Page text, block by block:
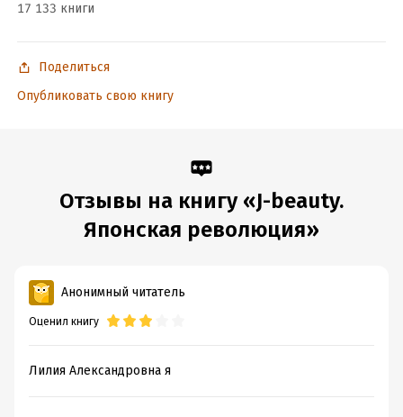
17 133 книги
Поделиться
Опубликовать свою книгу
Отзывы на книгу «J-beauty.
Японская революция»
Анонимный читатель
Оценил книгу
Лилия Александровна я